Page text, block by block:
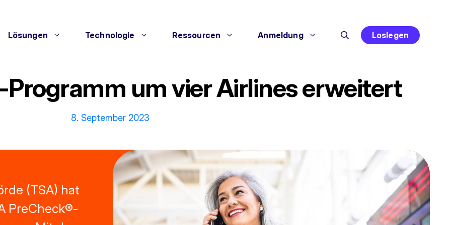
Lösungen Technologie Ressourcen Anmeldung Loslegen
um vier Airlines erweitert
8. September 2023
(TSA) hat
PreCheck®-